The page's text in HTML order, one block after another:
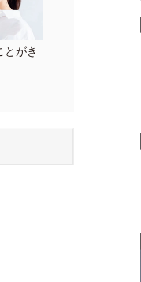
がき